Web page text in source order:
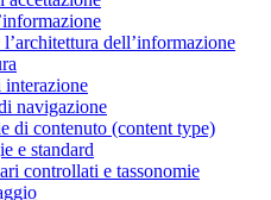
dell’informazione
navigazione
di contenuto (content type)
e standard
controllati e tassonomie